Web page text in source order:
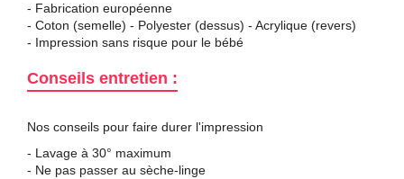
- Fabrication européenne
- Coton (semelle) - Polyester (dessus) - Acrylique (revers)
- Impression sans risque pour le bébé
Conseils entretien :
Nos conseils pour faire durer l'impression
- Lavage à 30° maximum
- Ne pas passer au sèche-linge